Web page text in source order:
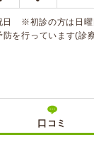
日 ※初診の方は日
を行っています(診
口コミ